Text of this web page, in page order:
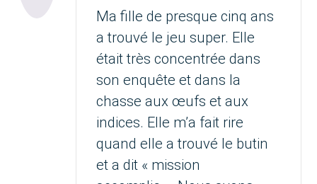
Ma fille de presque cinq ans
a trouvé le jeu super. Elle
était très concentrée dans
son enquête et dans la
chasse aux œufs et aux
indices. Elle m’a fait rire
quand elle a trouvé le butin
et a dit « mission